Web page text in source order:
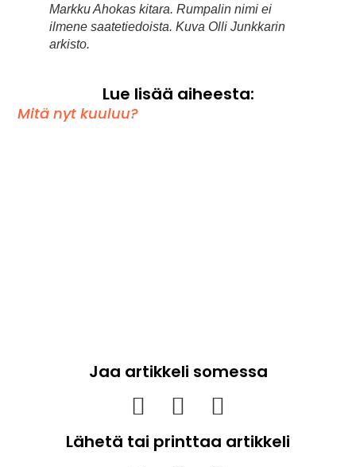
Markku Ahokas kitara. Rumpalin nimi ei
ilmene saatetiedoista. Kuva Olli Junkkarin
arkisto.
Lue lisää aiheesta:
Mitä nyt kuuluu?
Jaa artikkeli somessa
Lähetä tai printtaa artikkeli